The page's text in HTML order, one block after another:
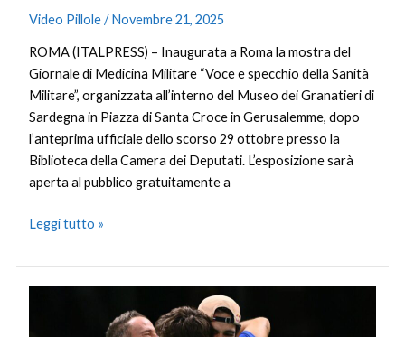
Video Pillole/Novembre 21, 2025
ROMA (ITALPRESS) – Inaugurata a Roma la mostra del
Giornale di Medicina Militare “Voce e specchio della Sanità
Militare”, organizzata all’interno del Museo dei Granatieri di
Sardegna in Piazza di Santa Croce in Gerusalemme, dopo
l’anteprima ufficiale dello scorso 29 ottobre presso la
Biblioteca della Camera dei Deputati. L’esposizione sarà
aperta al pubblico gratuitamente a
Leggi tutto »